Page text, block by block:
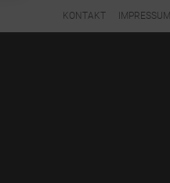
KONTAKT IMPRESSUM